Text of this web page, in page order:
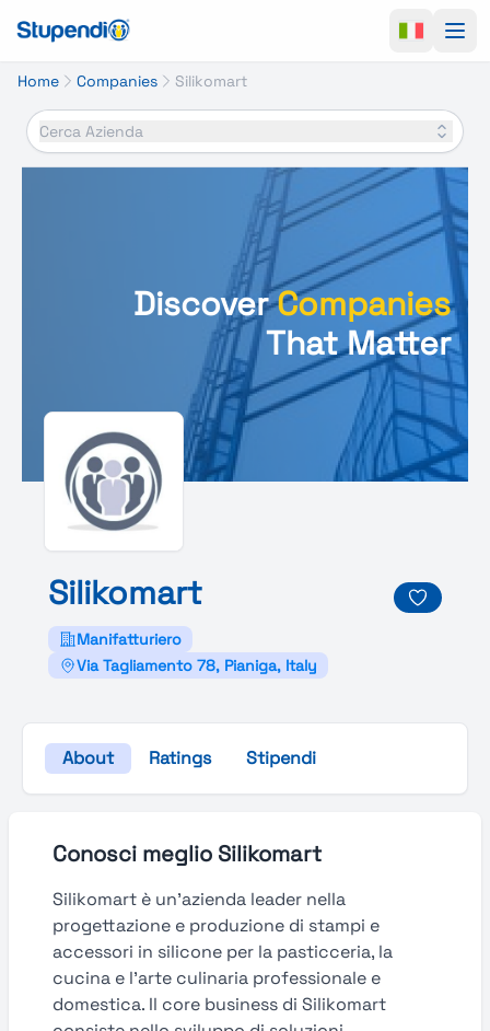
Home Companies Silikomart
Cerca Azienda
DiscoverCompanies
That Matter
Silikomart
Manifatturiero
Via Tagliamento 78, Pianiga, Italy
About Ratings Stipendi
Conosci meglio Silikomart
Silikomart è un’azienda leader nella
progettazione e produzione di stampi e
accessori in silicone per la pasticceria, la
cucina e l’arte culinaria professionale e
domestica. Il core business di Silikomart